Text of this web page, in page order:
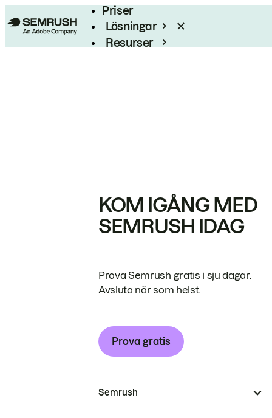
Priser
Lösningar
Resurser
KOM IGÅNG MED
SEMRUSH IDAG
Prova Semrush gratis i sju dagar.
Avsluta när som helst.
Prova gratis
Semrush